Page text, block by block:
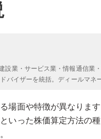
業・サービス業・情報通信業
イザーを統括。ディールマネ
場面や特徴が異なりま
いった株価算定方法の